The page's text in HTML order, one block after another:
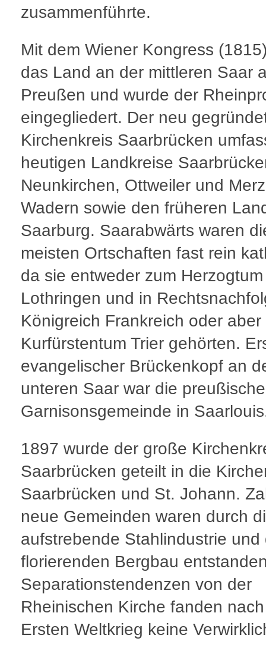
zusammenführte.
Mit dem Wiener Kongress
das Land an der mittleren Saar
Preußen und wurde der
eingegliedert. Der neu
Kirchenkreis Saarbrücken
heutigen Landkreise
Neunkirchen, Ottweiler und
Wadern sowie den früheren
Saarburg. Saarabwärts waren
meisten Ortschaften fast rein
da sie entweder zum Herzogtum
Lothringen und in
Königreich Frankreich oder aber
Kurfürstentum Trier gehörten.
evangelischer Brückenkopf an
unteren Saar war die preußische
Garnisonsgemeinde in
1897 wurde der große
Saarbrücken geteilt in die
Saarbrücken und St. Johann.
neue Gemeinden waren durch
aufstrebende Stahlindustrie und
florierenden Bergbau
Separationstendenzen von der
Rheinischen Kirche fanden
Ersten Weltkrieg keine